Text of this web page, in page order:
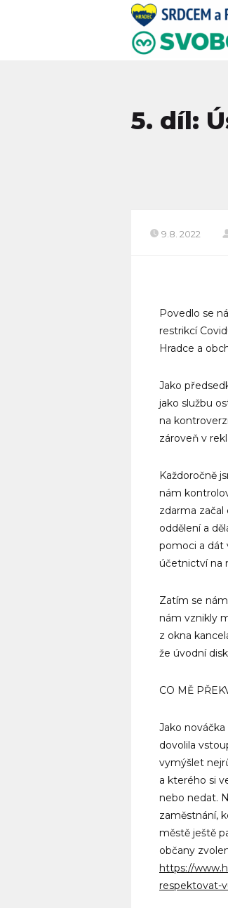
5. díl:
9.8. 2022
Povedlo se
restrikcí
Hradce a
Jako
jako službu
na
zároveň v
Každoročně
nám
zdarma začal
oddělení a
pomoci a dát
účetnictví na
Zatím se
nám vznikly
z okna
že úvodní
CO MĚ
Jako
dovolila
vymýšlet
a kterého si
nebo nedat.
zaměstnání,
městě ještě
občany
https://
respektovat-